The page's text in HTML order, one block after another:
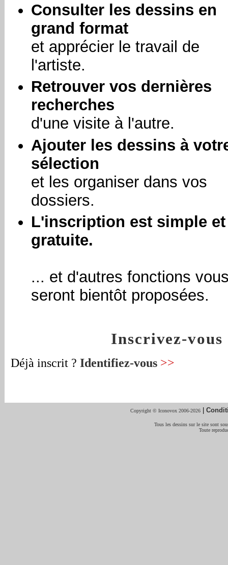
Consulter les dessins en
grand format
et apprécier le travail de
l'artiste.
Retrouver vos dernières
recherches
d'une visite à l'autre.
Ajouter les dessins à
sélection
et les organiser dans vos
dossiers.
L'inscription est simple et
gratuite.
... et d'autres fonctions
seront bientôt proposées.
Inscrivez-vous
Déjà inscrit ? Identifiez-vous >>
Copyright © Iconovox 2006-2026 |
Tous les dessins sur le site sont
Toute